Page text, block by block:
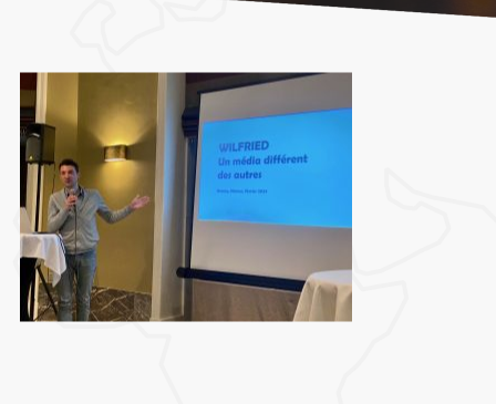
Accueil 26 février 2024